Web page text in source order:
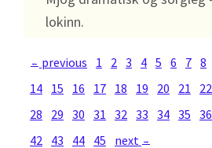
lokinn.
← previous 1 2 3 4 5 6 7 8
14 15 16 17 18 19 20 21 22
28
29 30 31 32 33 34 35 36
42 43 44 45 next →